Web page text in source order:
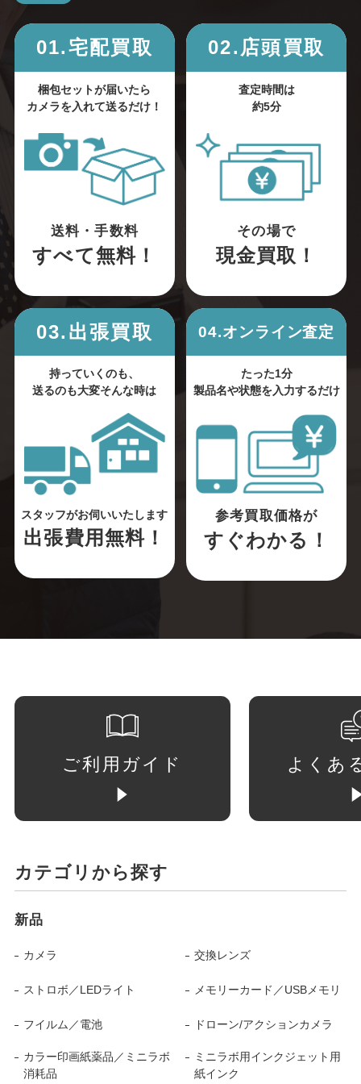
01.宅配買取
梱包セットが届いたら
カメラを入れて送るだけ！
送料・手数料
すべて無料！
02.店頭買取
査定時間は
約5分
その場で
現金買取！
03.出張買取
持っていくのも、
送るのも大変そんな時は
スタッフがお伺いいたします
出張費用無料！
04.オンライン査定
たった1分
製品名や状態を入力するだけ
参考買取価格が
すぐわかる！
ご利用ガイド よくあ
カテゴリから探す
新品
カメラ 交換レンズ
ストロボ／LEDライト メモリーカード／USBメモリ
フイルム／電池 ドローン/アクションカメラ
カラー印画紙薬品／ミニラボ
消耗品
ミニラボ用インクジェット用
紙インク